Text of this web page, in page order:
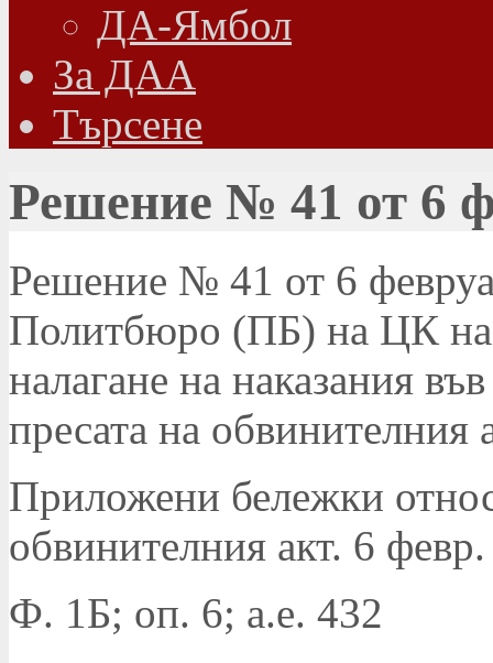
ДА-Ямбол
Зa ДАА
Търсене
Решение № 41 от 6
Решение № 41 от 6
Политбюро (ПБ) на ЦК на
налагане на наказания
пресата на
Приложени бележки
обвинителния акт. 6
Ф. 1Б; оп. 6; а.е. 432